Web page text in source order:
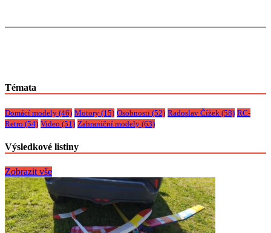
Témata
Domácí modely (46) Motory (15) Osobnosti (52) Radoslav Čížek (58) RC-
Retro (54) Video (51) Zahraniční modely (63)
Výsledkové listiny
Zobrazit vše